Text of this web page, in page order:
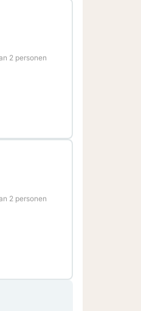
2 personen
2 personen